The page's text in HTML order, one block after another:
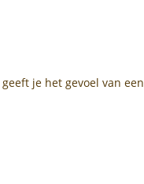
geeft je het gevoel van een